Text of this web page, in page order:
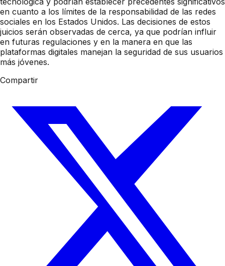
en cuanto a los límites de la responsabilidad de las redes
sociales en los Estados Unidos. Las decisiones de estos
juicios serán observadas de cerca, ya que podrían influir
en futuras regulaciones y en la manera en que las
plataformas digitales manejan la seguridad de sus usuarios
más jóvenes.
Compartir